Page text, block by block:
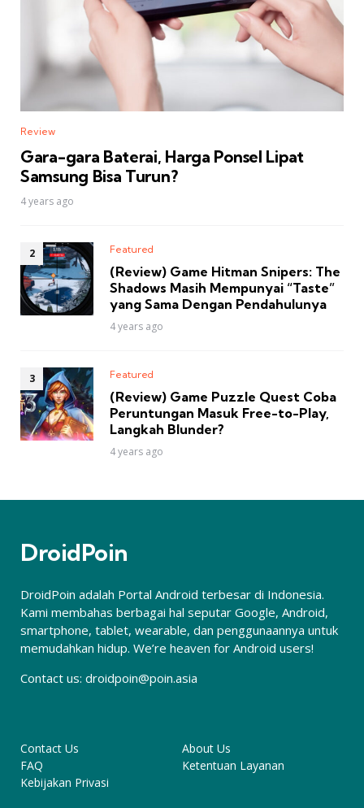
Review
Gara-gara Baterai, Harga Ponsel Lipat
Samsung Bisa Turun?
4 years ago
Featured
(Review) Game Hitman Snipers: The
Shadows Masih Mempunyai “Taste”
yang Sama Dengan Pendahulunya
4 years ago
Featured
(Review) Game Puzzle Quest Coba
Peruntungan Masuk Free-to-Play,
Langkah Blunder?
4 years ago
DroidPoin
DroidPoin adalah Portal Android terbesar di Indonesia.
Kami membahas berbagai hal seputar Google, Android,
smartphone, tablet, wearable, dan penggunaannya untuk
memudahkan hidup. We’re heaven for Android users!
Contact us: droidpoin@poin.asia
Contact Us
About Us
FAQ
Ketentuan Layanan
Kebijakan Privasi